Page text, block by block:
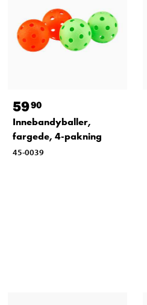
5990
Innebandyballer,
fargede, 4-pakning
45-0039